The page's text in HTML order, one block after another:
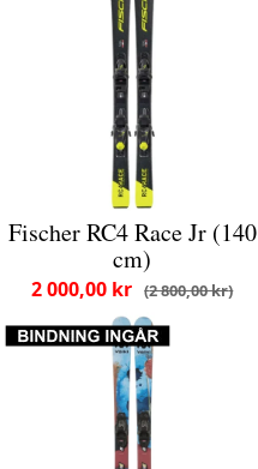
Fischer RC4 Race Jr (140
cm)
2 800,00 kr
2 000,00 kr